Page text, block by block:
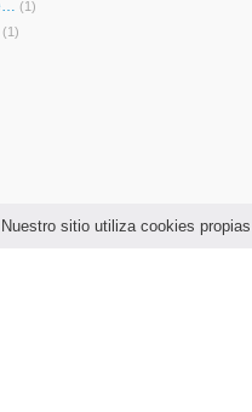
Nuestro sitio utiliza cookies
UAM - Universidad Arturo Michelena (1)
(1)